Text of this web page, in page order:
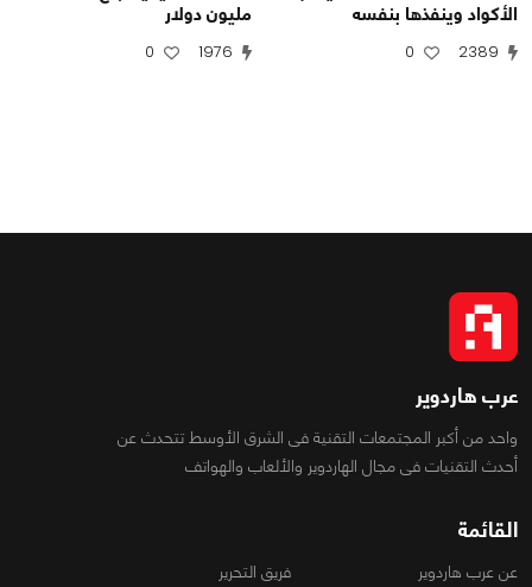
الأكواد وينفذها بنفسه
2389
0
مليون دولار
1976
0
عرب هاردوير
واحد من أكبر المجتمعات التقنية فى الشرق الأوسط تتحدث عن
أحدث التقنيات فى مجال الهاردوير والألعاب والهواتف
القائمة
عن عرب هاردوير فريق التحرير